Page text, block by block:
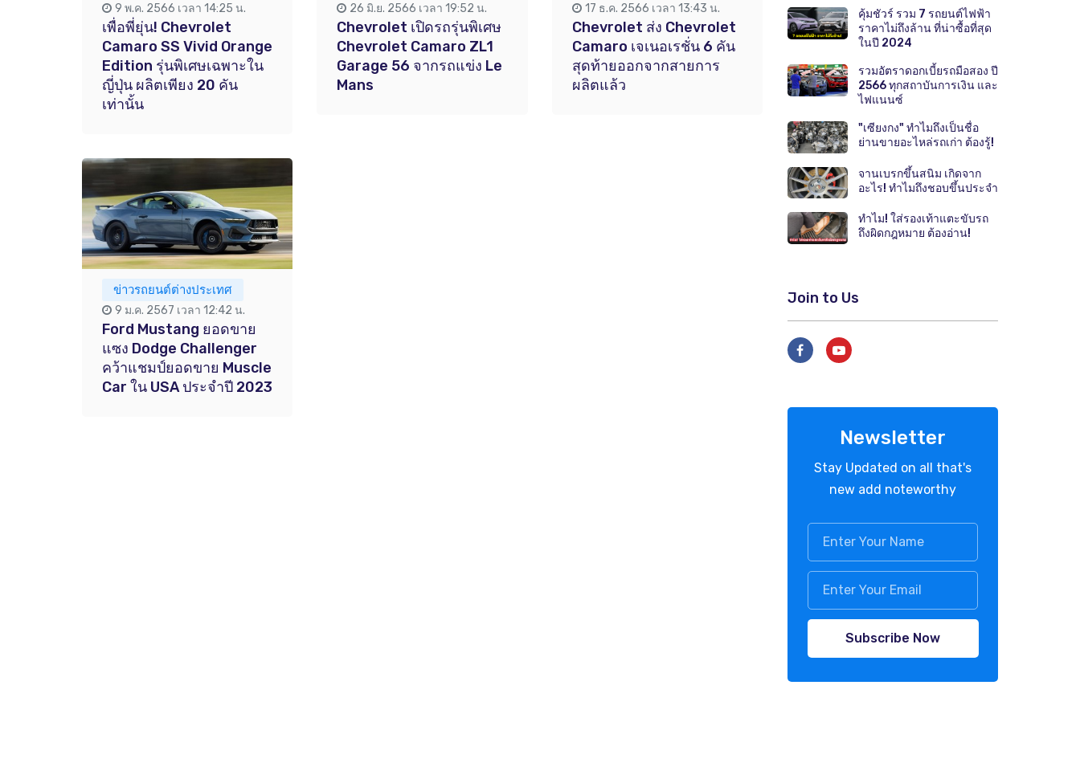
9 พ.ค. 2566 เวลา 14:25 น.
เพื่อพี่ยุ่น! Chevrolet
Camaro SS Vivid Orange
Edition รุ่นพิเศษเฉพาะใน
ญี่ปุ่น ผลิตเพียง 20 คัน
เท่านั้น
26 มิ.ย. 2566 เวลา 19:52 น.
Chevrolet เปิดรถรุ่นพิเศษ
Chevrolet Camaro ZL1
Garage 56 จากรถแข่ง Le
Mans
17 ธ.ค. 2566 เวลา 13:43 น.
Chevrolet ส่ง Chevrolet
Camaro เจเนอเรชั่น 6 คัน
สุดท้ายออกจากสายการ
ผลิตแล้ว
ข่าวรถยนต์ต่างประเทศ
9 ม.ค. 2567 เวลา 12:42 น.
Ford Mustang ยอดขาย
แซง Dodge Challenger
คว้าแชมป์ยอดขาย Muscle
Car ใน USA ประจำปี 2023
คุ้มชัวร์ รวม 7 รถยนต์ไฟฟ้า
ราคาไม่ถึงล้าน ที่น่าซื้อที่สุด
ในปี 2024
รวมอัตราดอกเบี้ยรถมือสอง ปี
2566 ทุกสถาบันการเงิน และ
ไฟแนนซ์
"เซียงกง" ทำไมถึงเป็นชื่อ
ย่านขายอะไหล่รถเก่า ต้องรู้!
จานเบรกขึ้นสนิม เกิดจาก
อะไร! ทำไมถึงชอบขึ้นประจำ
ทำไม! ใส่รองเท้าแตะขับรถ
ถึงผิดกฎหมาย ต้องอ่าน!
Join to Us
Newsletter
Stay Updated on all that's
new add noteworthy
Subscribe Now